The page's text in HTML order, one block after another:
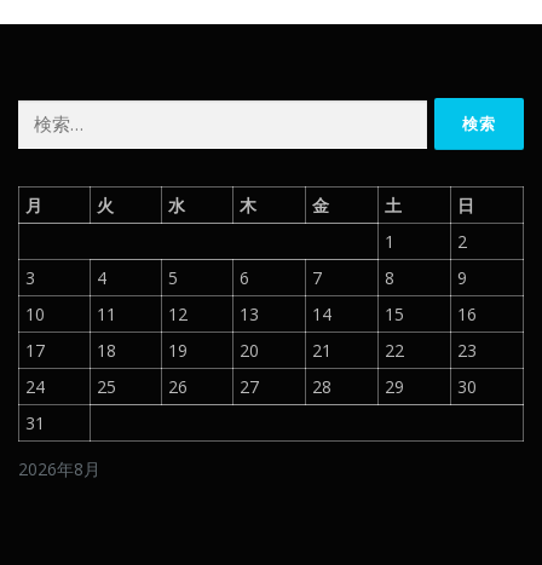
索:
2026年8月
月 火 水 木 金 土
日
1
2
3
4 5 6 7 8
9
10
11 12 13 14 15
16
17
18 19 20 21 22
23
24
25 26 27 28 29
30
31